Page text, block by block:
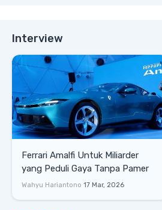
Interview
Ferrari Amalfi Untuk Miliarder
yang Peduli Gaya Tanpa Pamer
Wahyu Hariantono 17 Mar, 2026